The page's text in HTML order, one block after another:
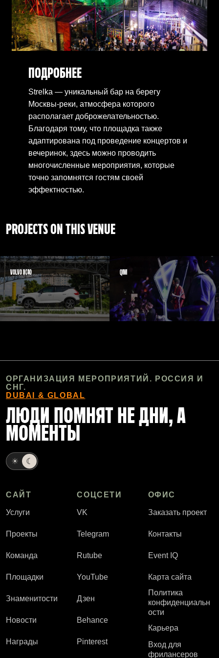
ПОДРОБНЕЕ
Strelka — уникальный бар на берегу
Москвы-реки, атмосфера которого
располагает доброжелательностью.
Благодаря тому, что площадка также
адаптирована под проведение концертов и
вечеринок, здесь можно проводить
многочисленные мероприятия, которые
точно запомнятся гостям своей
эффектностью.
PROJECTS ON THIS VENUE
VOLVO XC40 QIWI
ОРГАНИЗАЦИЯ МЕРОПРИЯТИЙ. РОССИЯ И
СНГ.
DUBAI & GLOBAL
ЛЮДИ ПОМНЯТ НЕ ДНИ, А
МОМЕНТЫ
☀ ☾
САЙТ
Услуги
Проекты
Команда
Площадки
Знаменитости
Новости
Награды
СОЦСЕТИ
VK
Telegram
Rutube
YouTube
Дзен
Behance
Pinterest
ОФИС
Заказать проект
Контакты
Event IQ
Карта сайта
Политика
конфиденциальн
ости
Карьера
Вход для
фрилансеров